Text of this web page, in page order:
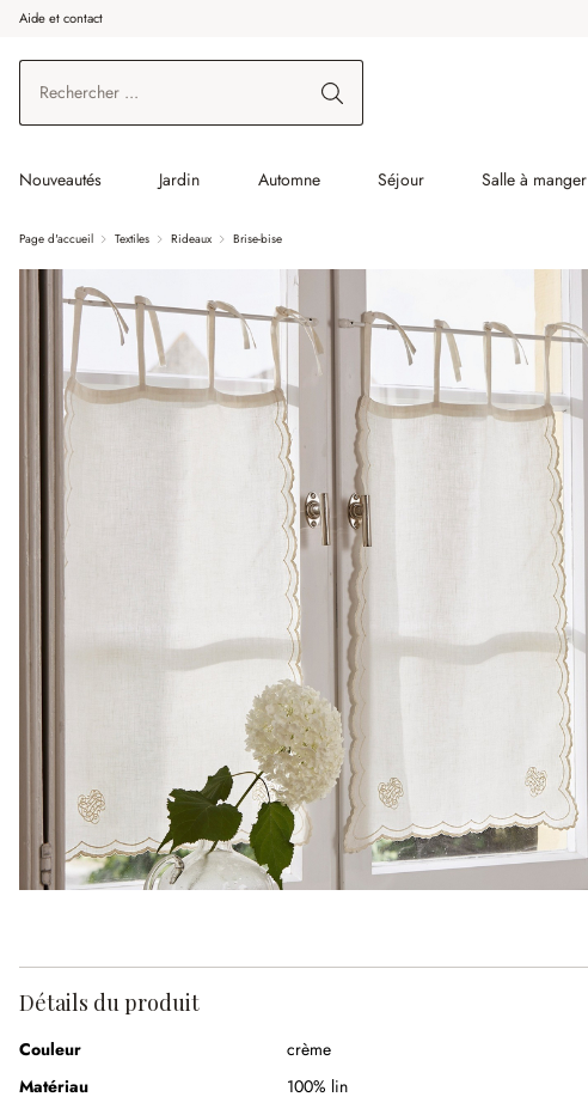
au contenu principal
Aller à la recherche
Aller à la navigation principale
Aide et contact
Nouveautés Jardin Automne Séjour Salle à manger
Page d'accueil Textiles Rideaux Brise-bise
Détails du produit
Couleur
crème
Matériau
100% lin